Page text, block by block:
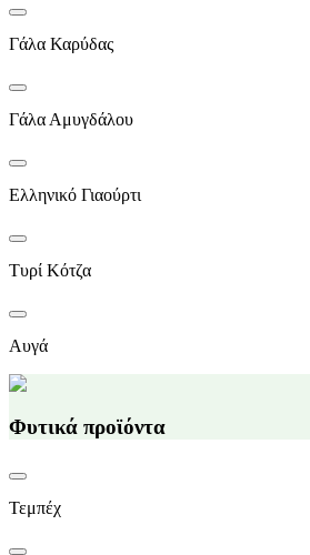
Γάλα Καρύδας
Γάλα Αμυγδάλου
Ελληνικό Γιαούρτι
Τυρί Κότζα
Αυγά
Φυτικά προϊόντα
Τεμπέχ